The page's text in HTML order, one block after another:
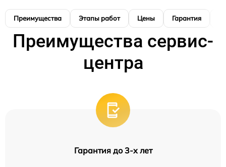
Преимущества Этапы работ Цены Гарантия
Преимущества сервис-
центра
Гарантия до 3-х лет